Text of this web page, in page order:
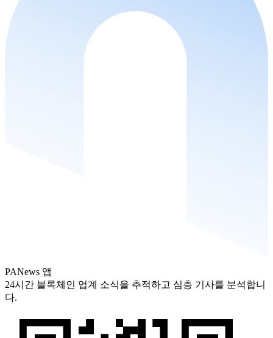
PANews 앱
24시간 블록체인 업계 소식을 추적하고 심층 기사를 분석합니
다.